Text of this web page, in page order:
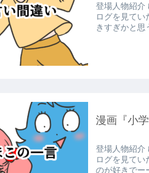
登場人物紹介
ログを見てい
きすぎかと思
漫画『小
登場人物紹介
ログを見てい
のが好きでー